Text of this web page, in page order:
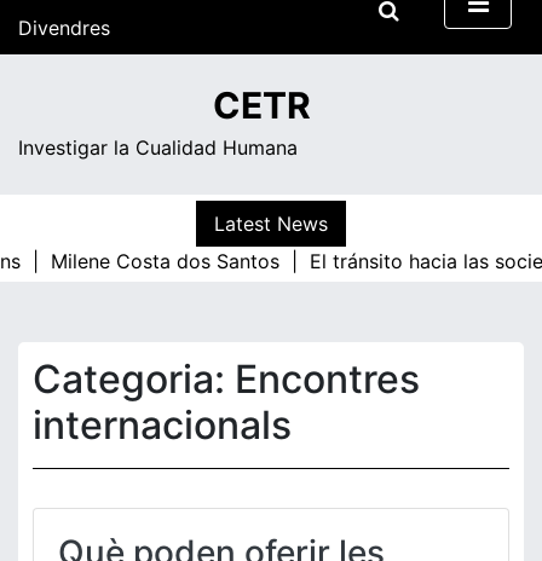
Divendres
CETR
Investigar la Cualidad Humana
Latest News
|
Milene Costa dos Santos | El tránsito hacia las
Categoria: Encontres
internacionals
Què poden oferir les